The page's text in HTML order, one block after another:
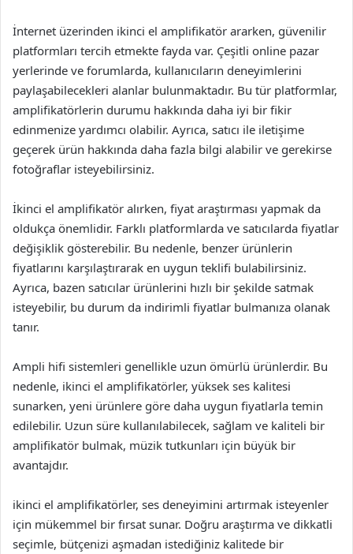
İnternet üzerinden ikinci el amplifikatör ararken, güvenilir
platformları tercih etmekte fayda var. Çeşitli online pazar
yerlerinde ve forumlarda, kullanıcıların deneyimlerini
paylaşabilecekleri alanlar bulunmaktadır. Bu tür platformlar,
amplifikatörlerin durumu hakkında daha iyi bir fikir
edinmenize yardımcı olabilir. Ayrıca, satıcı ile iletişime
geçerek ürün hakkında daha fazla bilgi alabilir ve gerekirse
fotoğraflar isteyebilirsiniz.
İkinci el amplifikatör alırken, fiyat araştırması yapmak da
oldukça önemlidir. Farklı platformlarda ve satıcılarda fiyatlar
değişiklik gösterebilir. Bu nedenle, benzer ürünlerin
fiyatlarını karşılaştırarak en uygun teklifi bulabilirsiniz.
Ayrıca, bazen satıcılar ürünlerini hızlı bir şekilde satmak
isteyebilir, bu durum da indirimli fiyatlar bulmanıza olanak
tanır.
Ampli hifi sistemleri genellikle uzun ömürlü ürünlerdir. Bu
nedenle, ikinci el amplifikatörler, yüksek ses kalitesi
sunarken, yeni ürünlere göre daha uygun fiyatlarla temin
edilebilir. Uzun süre kullanılabilecek, sağlam ve kaliteli bir
amplifikatör bulmak, müzik tutkunları için büyük bir
avantajdır.
ikinci el amplifikatörler, ses deneyimini artırmak isteyenler
için mükemmel bir fırsat sunar. Doğru araştırma ve dikkatli
seçimle, bütçenizi aşmadan istediğiniz kalitede bir